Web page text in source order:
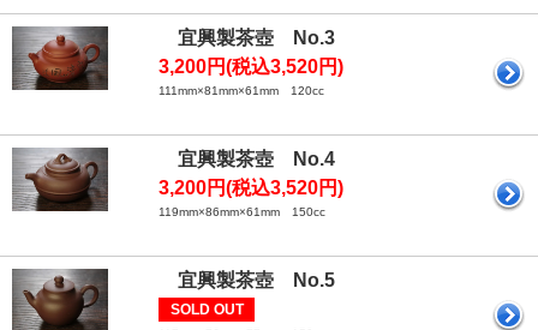
宜興製茶壺 No.3
3,200円(税込3,520円)
111mm×81mm×61mm 120cc
宜興製茶壺 No.4
3,200円(税込3,520円)
119mm×86mm×61mm 150cc
宜興製茶壺 No.5
SOLD OUT